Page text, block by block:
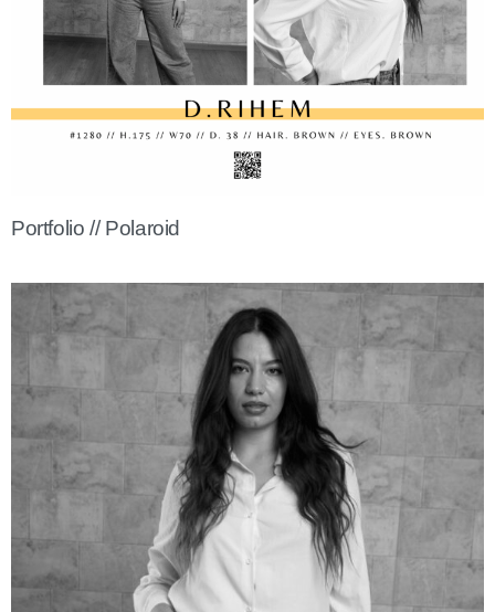
Portfolio // Polaroid